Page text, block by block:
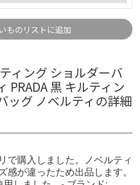
ものリストに追加
ィング ショルダーバ
PRADA 黒 キルティン
ッグ ノベルティの詳細
で購入しました。ノベルティ
感が違ったため出品します。